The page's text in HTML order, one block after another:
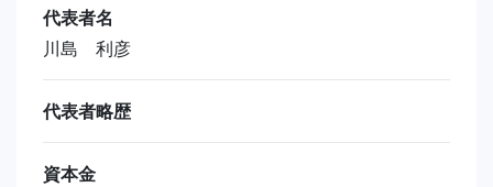
代表者名
川島 利彦
代表者略歴
資本金